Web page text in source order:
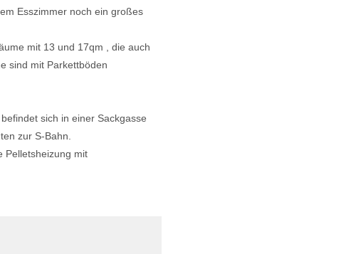
Esszimmer noch ein großes
mit 13 und 17qm , die auch
sind mit Parkettböden
sich in einer Sackgasse
zur S-Bahn.
Pelletsheizung mit